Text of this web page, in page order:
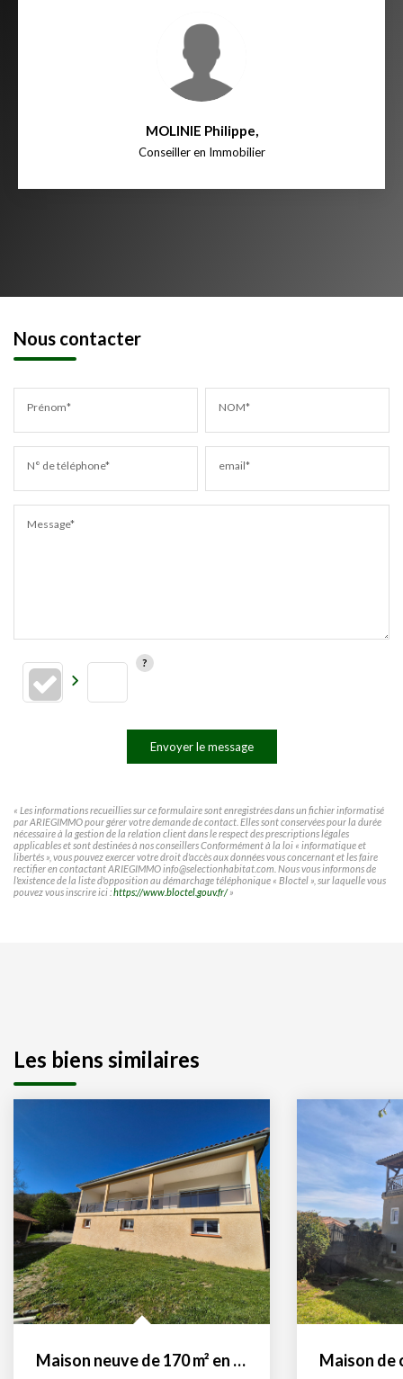
MOLINIE Philippe,
Conseiller en Immobilier
Nous contacter
Prénom* NOM*
N° de téléphone* email*
Message*
Envoyer le message
« Les informations recueillies sur ce formulaire sont enregistrées dans un fichier informatisé
par ARIEGIMMO pour gérer votre demande de contact. Elles sont conservées pour la durée
nécessaire à la gestion de la relation client dans le respect des prescriptions légales
applicables et sont destinées à nos conseillers Conformément à la loi « informatique et
libertés », vous pouvez exercer votre droit d'accès aux données vous concernant et les faire
rectifier en contactant ARIEGIMMO info@selectionhabitat.com. Nous vous informons de
l'existence de la liste d'opposition au démarchage téléphonique « Bloctel », sur laquelle vous
pouvez vous inscrire ici :https://www.bloctel.gouv.fr/»
Les biens similaires
Maison neuve de 170 m² en R+1 avec appartement privatif